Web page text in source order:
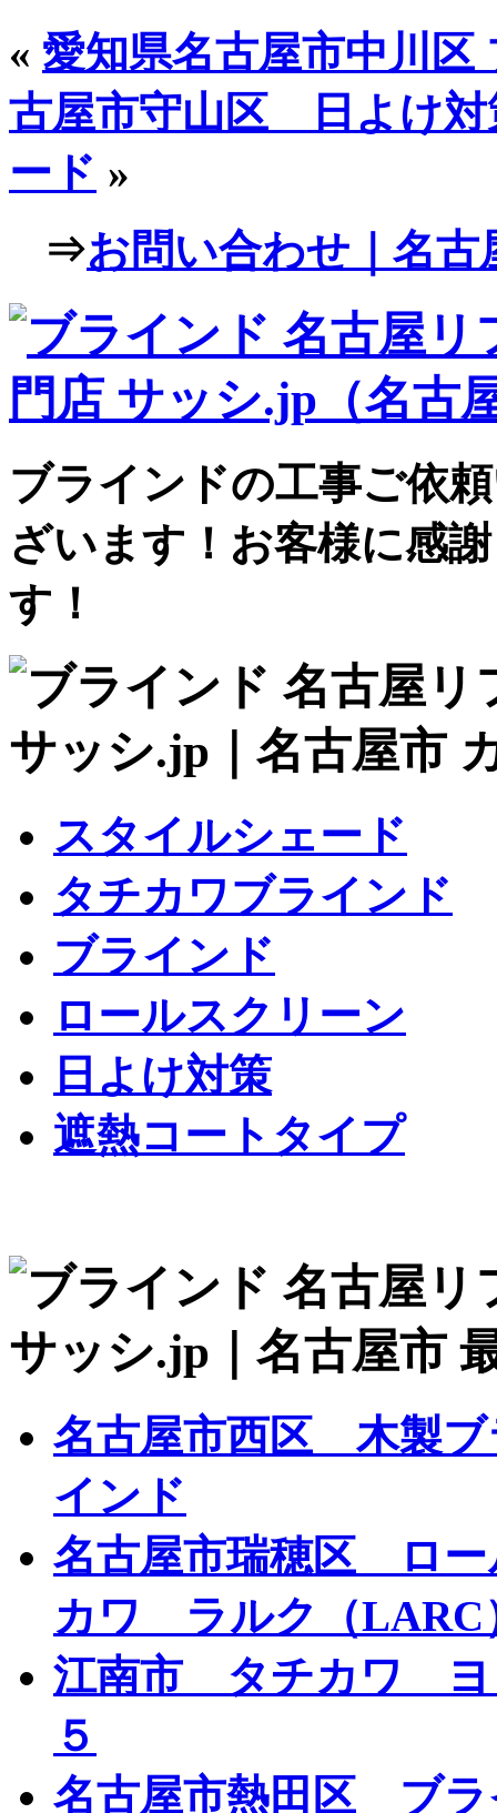
« 愛知県名古屋市中川区
古屋市守山区 日よけ
ード »
⇒お問い合わせ｜名
ブラインドの工事ご依
ざいます！お客様に感
す！
スタイルシェード
タチカワブラインド
ブラインド
ロールスクリーン
日よけ対策
遮熱コートタイプ
名古屋市西区 木製
インド
名古屋市瑞穂区 ロ
カワ ラルク（LARC
江南市 タチカワ ヨ
５
名古屋市熱田区 ブ